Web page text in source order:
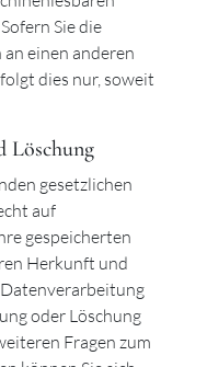
Sie die
einen anderen
dies nur, soweit
Löschung
gesetzlichen
auf
gespeicherten
Herkunft und
oder Löschung
Fragen zum